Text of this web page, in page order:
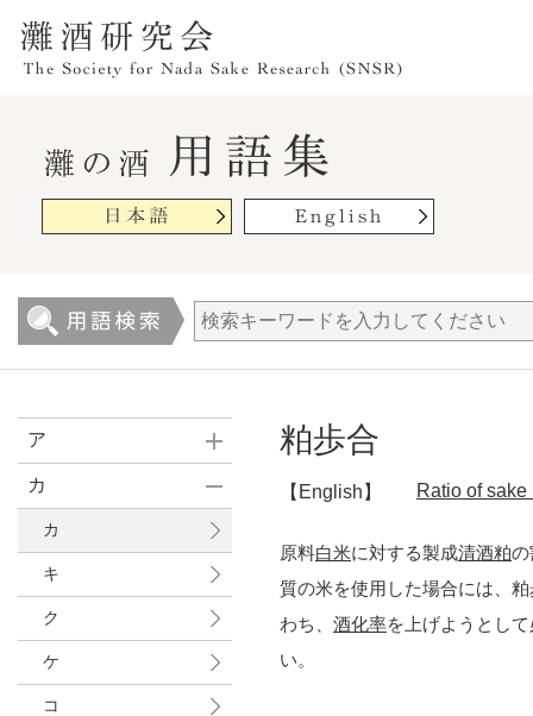
粕歩合
【English】 Ratio of sake
原料白米に対する製成清酒粕の
質の米を使用した場合には、
わち、 酒化率を上げようとし
い。
ア
カ
カ
キ
ク
ケ
コ